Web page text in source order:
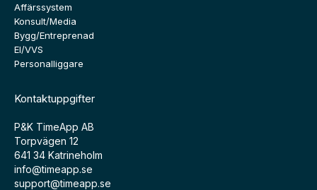
Affärssystem
Konsult/Media
Bygg/Entreprenad
El/VVS
Personalliggare
Kontaktuppgifter
P&K TimeApp AB
Torpvägen 12
641 34 Katrineholm
info@timeapp.se
support@timeapp.se